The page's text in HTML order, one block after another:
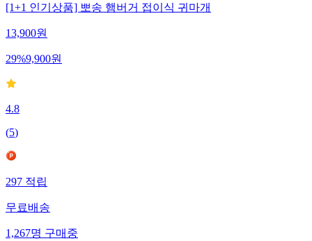
[1+1 인기상품] 뽀송 햄버거 접이식 귀마개
13,900원
29%9,900원
4.8
(5)
297 적립
무료배송
1,267명 구매중